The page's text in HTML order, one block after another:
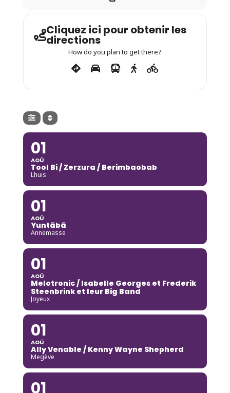
Cliquez ici pour obtenir les
directions
How do you plan to get there?
01
AOÛ
Tool Bi / Zerzura / Berimbaobab
Lhuis
01
AOÛ
Yuntãbã
Annemasse
01
AOÛ
Melotronic / Isabelle Georges et Frederik
Steenbrink et leur Big Band
Joyeux
01
AOÛ
Ally Venable / Kenny Wayne Shepherd
Megève
01